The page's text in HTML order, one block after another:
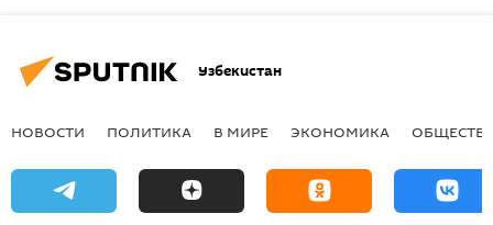
Узбекистан
НОВОСТИ ПОЛИТИКА В МИРЕ ЭКОНОМИКА